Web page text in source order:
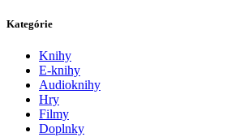
Kategórie
Knihy
E-knihy
Audioknihy
Hry
Filmy
Doplnky